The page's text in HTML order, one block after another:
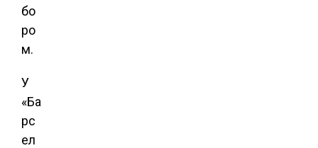
бо
ро
м.
У
«Ба
рс
ел